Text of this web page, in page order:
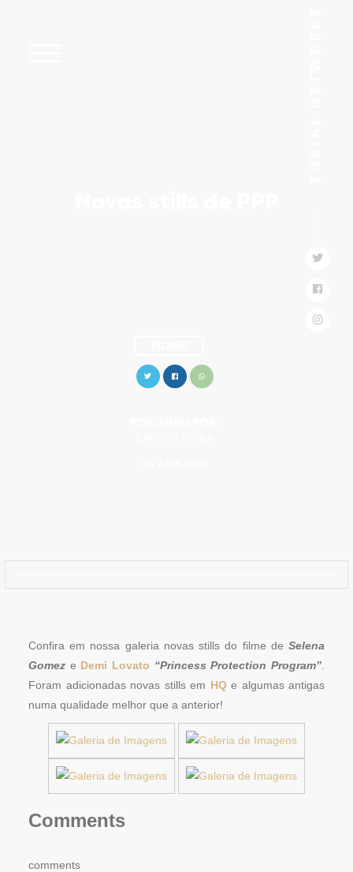
Confira em nossa galeria novas stills do filme de Selena
Gomez e Demi Lovato “Princess Protection Program”
Foram adicionadas novas stills em HQe algumas antigas
numa qualidade melhor que a anterior!
Comments
comments